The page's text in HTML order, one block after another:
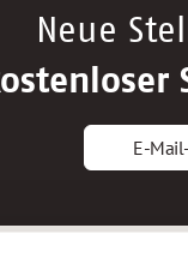
Neue
E-